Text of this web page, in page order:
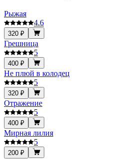
Рыжая
4.6
320 ₽
Грешница
5
400 ₽
Не плюй в колодец
5
320 ₽
Отражение
5
400 ₽
Мирная лилия
5
200 ₽